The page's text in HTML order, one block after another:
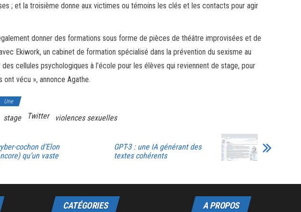
; et la troisième donne aux victimes ou témoins les clés et les contacts pour agir
donner des formations sous forme de pièces de théâtre improvisées et de
Ekiwork, un cabinet de formation spécialisé dans la prévention du sexisme au
cellules psychologiques à l’école pour les élèves qui reviennent de stage, pour
ont vécu », annonce Agathe.
Une
stage Twitter violences sexuelles
cochon d’Elon
qu’un vaste
GPT-3 : une IA générant des
textes cohérents
CATÉGORIES A PROPOS